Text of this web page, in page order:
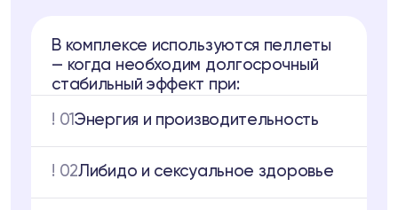
В комплексе используются пеллеты
— когда необходим долгосрочный
стабильный эффект при:
! 01Энергия и производительность
! 02Либидо и сексуальное здоровье